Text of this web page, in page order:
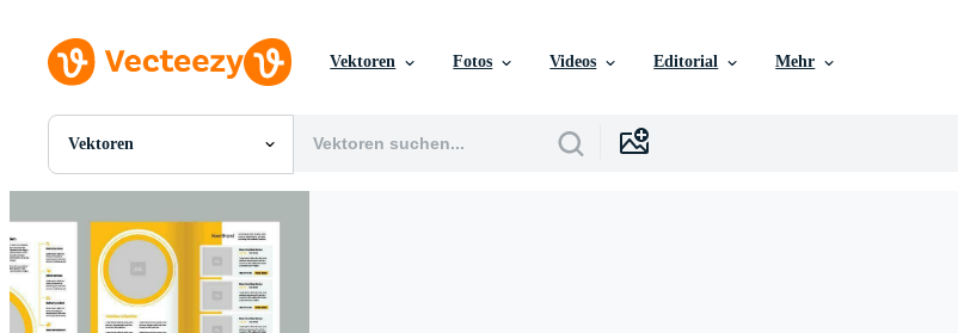
Vektoren Fotos Videos Editorial Mehr
Vektoren
Alle Bilder
PNGs
PSDs
SVGs
Vorlagen
Vektoren